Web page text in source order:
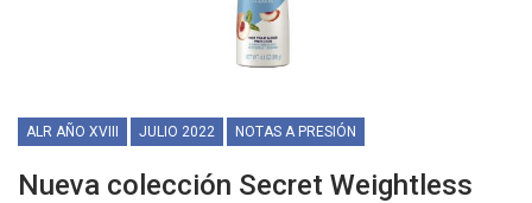
ALR AÑO XVIII JULIO 2022 NOTAS A PRESIÓN
Nueva colección Secret Weightless